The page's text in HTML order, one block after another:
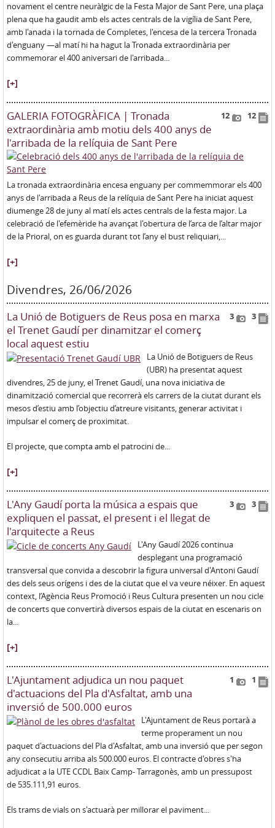
novament el centre neuràlgic de la Festa Major de Sant Pere, una plaça
plena que ha gaudit amb els actes centrals de la vigília de Sant Pere,
amb l'anada i la tornada de Completes, l'encesa de la tercera Tronada
d'enguany —al matí hi ha hagut la Tronada extraordinària per
commemorar el 400 aniversari de l'arribada...
[+]
12 12
GALERIA FOTOGRÀFICA | Tronada
extraordinària amb motiu dels 400 anys de
l'arribada de la relíquia de Sant Pere
La tronada extraordinària encesa enguany per commemmorar els 400
anys de l'arribada a Reus de la relíquia de Sant Pere ha iniciat aquest
diumenge 28 de juny al matí els actes centrals de la festa major. La
celebració de l'efemèride ha avançat l'obertura de l’arca de l’altar major
de la Prioral, on es guarda durant tot l’any el bust reliquiari,...
[+]
Divendres, 26/06/2026
3 3
La Unió de Botiguers de Reus posa en marxa
el Trenet Gaudí per dinamitzar el comerç
local aquest estiu
La Unió de Botiguers de Reus
(UBR) ha presentat aquest
divendres, 25 de juny, el Trenet Gaudí, una nova iniciativa de
dinamització comercial que recorrerà els carrers de la ciutat durant els
mesos d’estiu amb l’objectiu d’atreure visitants, generar activitat i
impulsar el comerç de proximitat.
El projecte, que compta amb el patrocini de...
[+]
3 3
L'Any Gaudí porta la música a espais que
expliquen el passat, el present i el llegat de
l'arquitecte a Reus
L'Any Gaudí 2026 continua
desplegant una programació
transversal que convida a descobrir la figura universal d'Antoni Gaudí
des dels seus orígens i des de la ciutat que el va veure néixer. En aquest
context, l’Agència Reus Promoció i Reus Cultura presenten un nou cicle
de concerts que convertirà diversos espais de la ciutat en escenaris on
la...
[+]
1 1
L'Ajuntament adjudica un nou paquet
d'actuacions del Pla d'Asfaltat, amb una
inversió de 500.000 euros
L'Ajuntament de Reus portarà a
terme properament un nou
paquet d'actuacions del Pla d'Asfaltat, amb una inversió que per segon
any consecutiu arriba als 500.000 euros. El contracte d'obres s'ha
adjudicat a la UTE CCDL Baix Camp- Tarragonès, amb un pressupost
de 535.111,91 euros.
Els trams de vials on s'actuarà per millorar el paviment...